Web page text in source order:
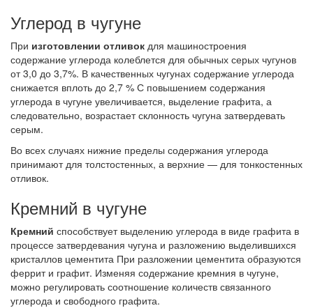
Углерод в чугуне
При изготовлении отливок для машиностроения
содержание углерода колеблется для обычных серых чугунов
от 3,0 до 3,7%. В качественных чугунах содержание углерода
снижается вплоть до 2,7 % С повышением содержания
углерода в чугуне увеличивается, выделение графита, а
следовательно, возрастает склонность чугуна затвердевать
серым.
Во всех случаях нижние пределы содержания углерода
принимают для толстостенных, а верхние — для тонкостенных
отливок.
Кремний в чугуне
Кремний способствует выделению углерода в виде графита в
процессе затвердевания чугуна и разложению выделившихся
кристаллов цементита При разложении цементита образуются
феррит и графит. Изменяя содержание кремния в чугуне,
можно регулировать соотношение количеств связанного
углерода и свободного графита.